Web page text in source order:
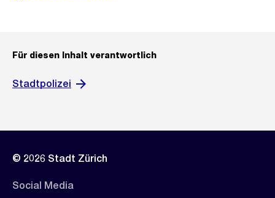
Für diesen Inhalt verantwortlich
Stadtpolizei
© 2026 Stadt Zürich
Social Media